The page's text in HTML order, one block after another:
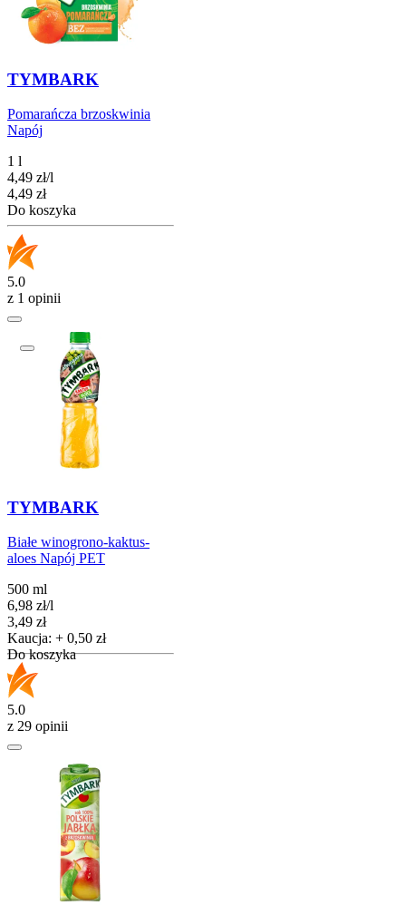
TYMBARK
Pomarańcza brzoskwinia
Napój
1 l
4,49 zł/l
Cena
4,49 zł
Do koszyka
5.0
z 1 opinii
TYMBARK
Białe winogrono-kaktus-
aloes Napój PET
500 ml
6,98 zł/l
Cena
3,49 zł
Kaucja: + 0,50 zł
Do koszyka
5.0
z 29 opinii